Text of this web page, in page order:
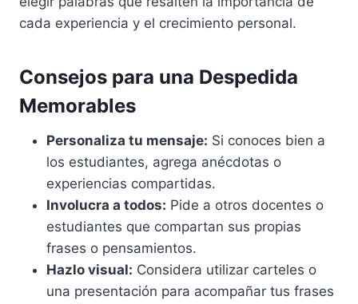
cada experiencia y el crecimiento personal.
Consejos para una Despedida
Memorables
Personaliza tu mensaje: Si conoces bien a
los estudiantes, agrega anécdotas o
experiencias compartidas.
Involucra a todos: Pide a otros docentes o
estudiantes que compartan sus propias
frases o pensamientos.
Hazlo visual: Considera utilizar carteles o
una presentación para acompañar tus frases